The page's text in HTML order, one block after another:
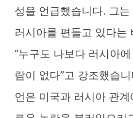
성을 언급했습니다. 그
러시아를 편들고 있다는
“누구도 나보다 러시아
람이 없다”고 강조했습
언은 미국과 러시아 관